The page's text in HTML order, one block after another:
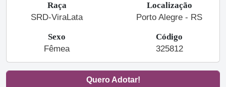
Raça
SRD-ViraLata
Localização
Porto Alegre - RS
Sexo
Fêmea
Código
325812
Quero Adotar!